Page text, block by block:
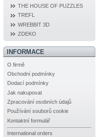
THE HOUSE OF PUZZLES
TREFL
WREBBIT 3D
ZDEKO
INFORMACE
O firmě
Obchodní podmínky
Dodací podmínky
Jak nakupovat
Zpracování osobních údajů
Používání souborů cookie
Kontaktní formulář
International orders